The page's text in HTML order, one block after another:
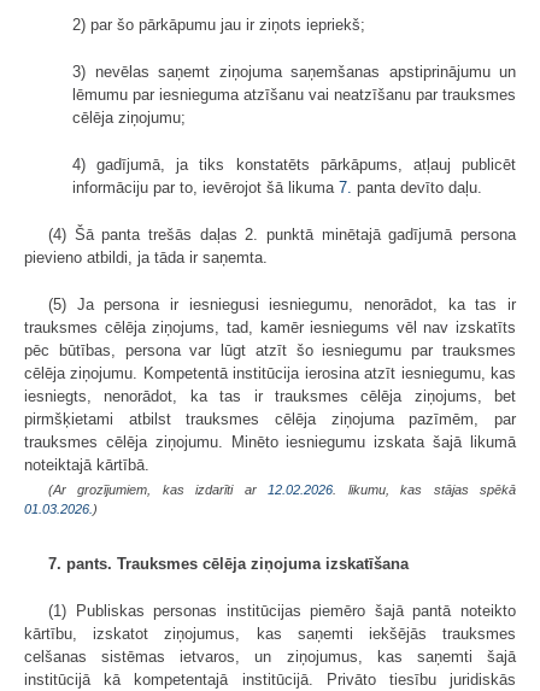
2) par šo pārkāpumu jau ir ziņots iepriekš;
3) nevēlas saņemt ziņojuma saņemšanas apstiprinājumu un
lēmumu par iesnieguma atzīšanu vai neatzīšanu par trauksmes
cēlēja ziņojumu;
4) gadījumā, ja tiks konstatēts pārkāpums, atļauj publicēt
informāciju par to, ievērojot šā likuma 7. panta devīto daļu.
(4) Šā panta trešās daļas 2. punktā minētajā gadījumā persona
pievieno atbildi, ja tāda ir saņemta.
(5) Ja persona ir iesniegusi iesniegumu, nenorādot, ka tas ir
trauksmes cēlēja ziņojums, tad, kamēr iesniegums vēl nav izskatīts
pēc būtības, persona var lūgt atzīt šo iesniegumu par trauksmes
cēlēja ziņojumu. Kompetentā institūcija ierosina atzīt iesniegumu, kas
iesniegts, nenorādot, ka tas ir trauksmes cēlēja ziņojums, bet
pirmšķietami atbilst trauksmes cēlēja ziņojuma pazīmēm, par
trauksmes cēlēja ziņojumu. Minēto iesniegumu izskata šajā likumā
noteiktajā kārtībā.
(Ar grozījumiem, kas izdarīti ar 12.02.2026 . likumu, kas stājas spēkā
01.03.2026. )
7. pants. Trauksmes cēlēja ziņojuma izskatīšana
(1) Publiskas personas institūcijas piemēro šajā pantā noteikto
kārtību, izskatot ziņojumus, kas saņemti iekšējās trauksmes
celšanas sistēmas ietvaros, un ziņojumus, kas saņemti šajā
institūcijā kā kompetentajā institūcijā. Privāto tiesību juridiskās